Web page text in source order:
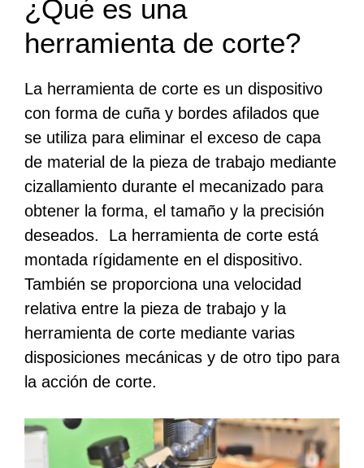
¿Qué es una
herramienta de corte?
La herramienta de corte es un dispositivo
con forma de cuña y bordes afilados que
se utiliza para eliminar el exceso de capa
de material de la pieza de trabajo mediante
cizallamiento durante el mecanizado para
obtener la forma, el tamaño y la precisión
deseados. La herramienta de corte está
montada rígidamente en el dispositivo.
También se proporciona una velocidad
relativa entre la pieza de trabajo y la
herramienta de corte mediante varias
disposiciones mecánicas y de otro tipo para
la acción de corte.